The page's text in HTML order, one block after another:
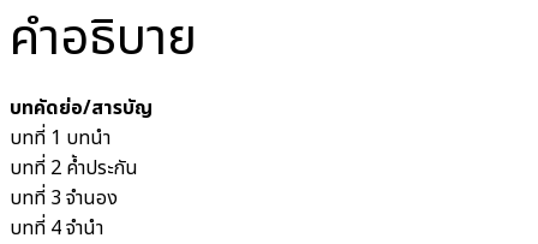
คำอธิบาย
บทคัดย่อ/สารบัญ
บทที่ 1 บทนำ
บทที่ 2 ค้ำประกัน
บทที่ 3 จำนอง
บทที่ 4 จำนำ